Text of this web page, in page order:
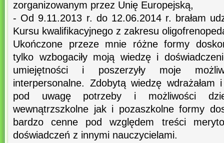
zorganizowanym przez Unię Europejską,
- Od 9.11.2013 r. do 12.06.2014 r. brałam
Kursu kwalifikacyjnego z zakresu
Ukończone przeze mnie różne formy
tylko wzbogaciły moją wiedzę i
umiejętności i poszerzyły moje
interpersonalne. Zdobytą wiedzę wdrażałam
pod uwagę potrzeby i możliwości
wewnątrzszkolne jak i pozaszkolne formy
bardzo cenne pod względem treści
doświadczeń z innymi nauczycielami.